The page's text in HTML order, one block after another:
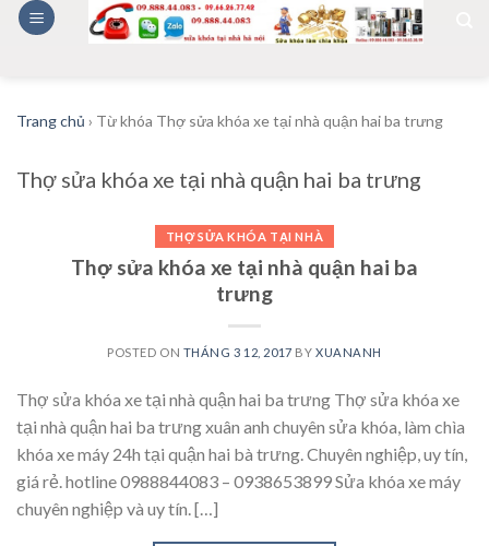
Skip
Trang chủ › Từ khóa Thợ sửa khóa xe tại nhà quận hai ba trưng
Thợ sửa khóa xe tại nhà quận hai ba trưng
THỢ SỬA KHÓA TẠI NHÀ
Thợ sửa khóa xe tại nhà quận hai ba
trưng
POSTED ON THÁNG 3 12, 2017 BY XUANANH
Thợ sửa khóa xe tại nhà quận hai ba trưng Thợ sửa khóa xe
tại nhà quận hai ba trưng xuân anh chuyên sửa khóa, làm chìa
khóa xe máy 24h tại quận hai bà trưng. Chuyên nghiệp, uy tín,
giá rẻ. hotline 0988844083 – 0938653899 Sửa khóa xe máy
chuyên nghiệp và uy tín. […]